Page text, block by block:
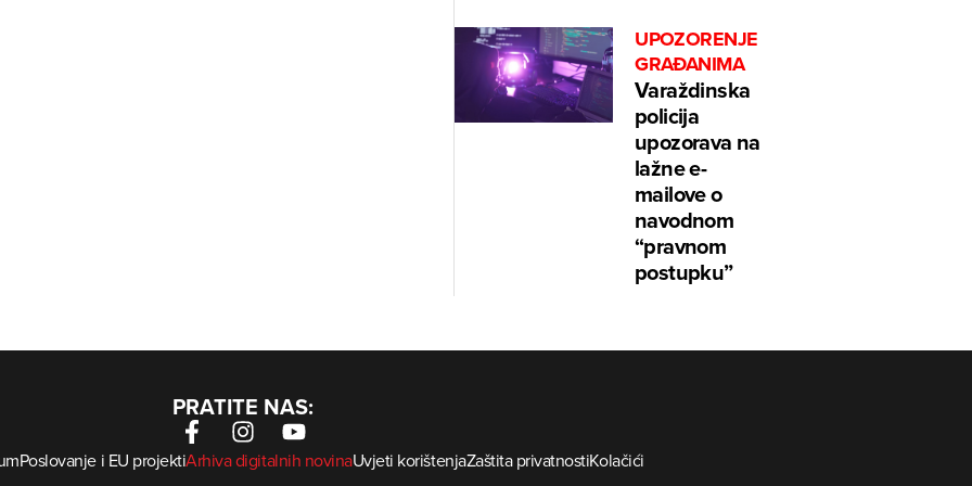
UPOZORENJE
GRAĐANIMA
Varaždinska
policija
upozorava na
lažne e-
mailove o
navodnom
“pravnom
postupku”
PRATITE NAS:
Poslovanje i EU projektiArhiva digitalnih novinaUvjeti korištenjaZaštita privatnostiKolačići